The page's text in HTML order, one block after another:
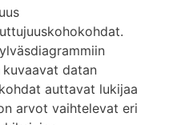
datan
auttavat lukijaa
arvot vaihtelevat eri